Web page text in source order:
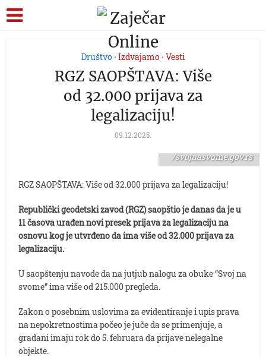
Društvo • Izdvajamo • Vesti
RGZ SAOPŠTAVA: Više
od 32.000 prijava za
legalizaciju!
09.12.2025.
/svojnasvome.gov.rs
RGZ SAOPŠTAVA: Više od 32.000 prijava za legalizaciju!
Republički geodetski zavod (RGZ) saopštio je danas da je u
11 časova urađen novi presek prijava za legalizaciju na
osnovu kog je utvrđeno da ima više od 32.000 prijava za
legalizaciju.
U saopštenju navode da na jutjub nalogu za obuke “Svoj na
svome” ima više od 215.000 pregleda.
Zakon o posebnim uslovima za evidentiranje i upis prava
na nepokretnostima počeo je juče da se primenjuje, a
građani imaju rok do 5. februara da prijave nelegalne
objekte.